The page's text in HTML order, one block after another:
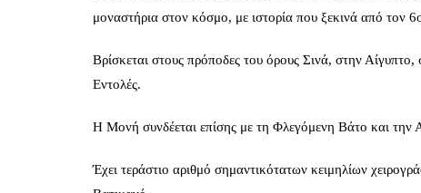
μοναστήρια στον κόσμο, με ιστορία που ξεκινά από τον
Βρίσκεται στους πρόποδες του όρους Σινά, στην
Εντολές.
Η Μονή συνδέεται επίσης με τη Φλεγόμενη Βάτο και την
Έχει τεράστιο αριθμό σημαντικότατων κειμηλίων